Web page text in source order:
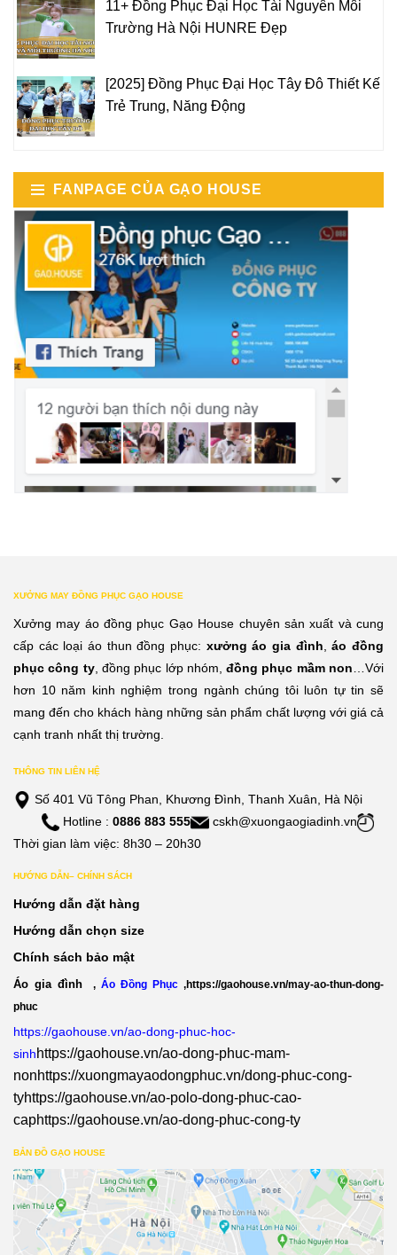
11+ Đồng Phục Đại Học Tài Nguyên Môi
Trường Hà Nội HUNRE Đẹp
[2025] Đồng Phục Đại Học Tây Đô Thiết Kế
Trẻ Trung, Năng Động
FANPAGE CỦA GẠO HOUSE
XƯỞNG MAY ĐỒNG PHỤC GẠO HOUSE
Xưởng may áo đồng phục Gạo House chuyên sản xuất và cung
cấp các loại áo thun đồng phục: xưởng áo gia đình,áo đồng
phục công ty, đồng phục lớp nhóm,đồng phục mầm non…Với
hơn 10 năm kinh nghiệm trong ngành chúng tôi luôn tự tin sẽ
mang đến cho khách hàng những sản phẩm chất lượng với giá cả
cạnh tranh nhất thị trường.
THÔNG TIN LIÊN HỆ
Số 401 Vũ Tông Phan, Khương Đình, Thanh Xuân, Hà Nội
Hotline : 0886 883 555
cskh@xuongaogiadinh.vn
Thời gian làm việc: 8h30 – 20h30
HƯỚNG DẪN– CHÍNH SÁCH
Hướng dẫn đặt hàng
Hướng dẫn chọn size
Chính sách bảo mật
Áo gia đình , Áo Đồng Phục ,https://gaohouse.vn/may-ao-thun-dong-
phuc
https://gaohouse.vn/ao-dong-phuc-hoc-
sinhhttps://gaohouse.vn/ao-dong-phuc-mam-
nonhttps://xuongmayaodongphuc.vn/dong-phuc-cong-
tyhttps://gaohouse.vn/ao-polo-dong-phuc-cao-
caphttps://gaohouse.vn/ao-dong-phuc-cong-ty
BẢN ĐỒ GẠO HOUSE